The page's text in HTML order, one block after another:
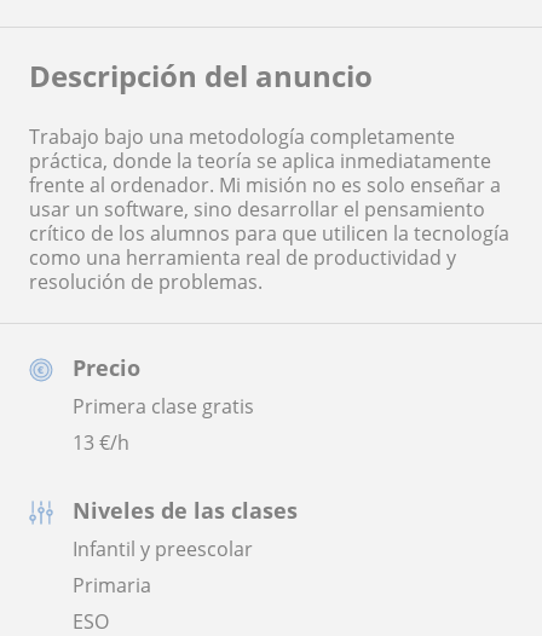
Precio
Primera clase gratis
13 €/h
Niveles de las clases
Infantil y preescolar
Primaria
ESO
Descripción del anuncio
Trabajo bajo una metodología completamente
práctica, donde la teoría se aplica inmediatamente
frente al ordenador. Mi misión no es solo enseñar a
usar un software, sino desarrollar el pensamiento
crítico de los alumnos para que utilicen la tecnología
como una herramienta real de productividad y
resolución de problemas.